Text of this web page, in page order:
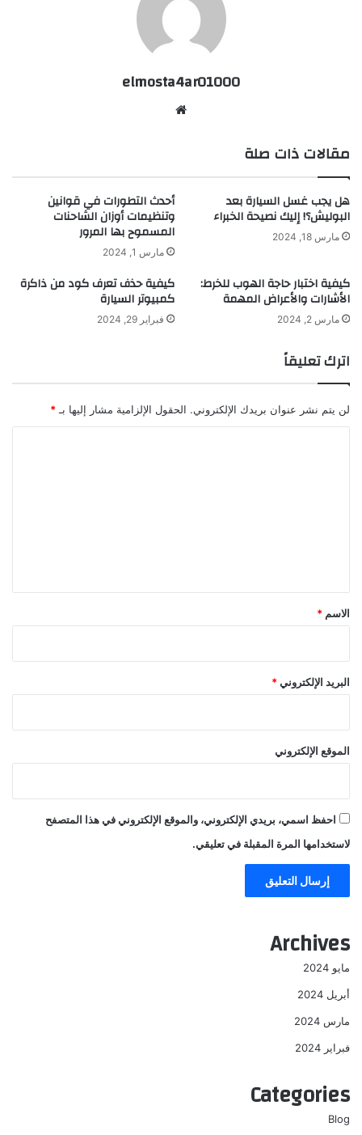
elmosta4ar01000
مقالات ذات صلة
هل يجب غسل السيارة بعد
البوليش؟! إليك نصيحة الخبراء
مارس 18, 2024
أحدث التطورات في قوانين
وتنظيمات أوزان الشاحنات
المسموح بها المرور
مارس 1, 2024
كيفية اختبار حاجة الهوب للخرط:
الأشارات والأعراض المهمة
مارس 2, 2024
كيفية حذف تعرف كود من ذاكرة
كمبيوتر السيارة
فبراير 29, 2024
اترك تعليقاً
لن يتم نشر عنوان بريدك الإلكتروني. الحقول الإلزامية مشار إليها بـ *
*
الاسم *
البريد الإلكتروني *
الموقع الإلكتروني
احفظ اسمي، بريدي الإلكتروني، والموقع الإلكتروني في هذا المتصفح
لاستخدامها المرة المقبلة في تعليقي.
Archives
مايو 2024
أبريل 2024
مارس 2024
فبراير 2024
Categories
Blog